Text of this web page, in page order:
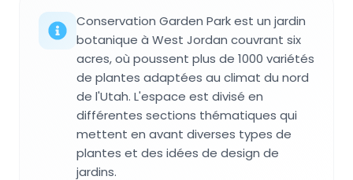
Conservation Garden Park est un jardin
botanique à West Jordan couvrant six
acres, où poussent plus de 1000 variétés
de plantes adaptées au climat du nord
de l'Utah. L'espace est divisé en
différentes sections thématiques qui
mettent en avant diverses types de
plantes et des idées de design de
jardins.